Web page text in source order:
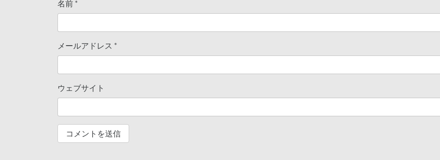
名前 *
メールアドレス *
ウェブサイト